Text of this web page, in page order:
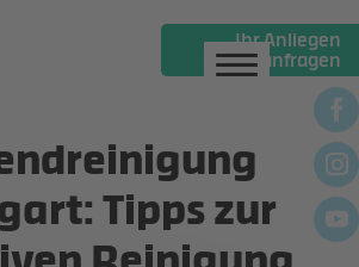
Ihr Anliegen
online anfragen
Tipps zur